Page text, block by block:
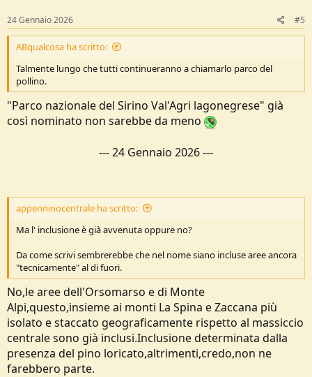
s
:
24 Gennaio 2026 #5
ABqualcosa ha scritto:
Talmente lungo che tutti continueranno a chiamarlo parco del
pollino.
"Parco nazionale del Sirino Val'Agri lagonegrese" già
così nominato non sarebbe da meno
---24 Gennaio 2026---
appenninocentrale ha scritto:
Ma l' inclusione è già avvenuta oppure no?
Da come scrivi sembrerebbe che nel nome siano incluse aree ancora
"tecnicamente" al di fuori.
No,le aree dell'Orsomarso e di Monte
Alpi,questo,insieme ai monti La Spina e Zaccana più
isolato e staccato geograficamente rispetto al massiccio
centrale sono già inclusi.Inclusione determinata dalla
presenza del pino loricato,altrimenti,credo,non ne
farebbero parte.